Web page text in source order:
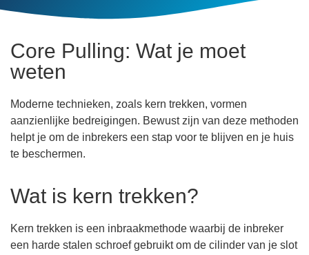
Core Pulling: Wat je moet
weten
Moderne technieken, zoals kern trekken, vormen
aanzienlijke bedreigingen. Bewust zijn van deze methoden
helpt je om de inbrekers een stap voor te blijven en je huis
te beschermen.
Wat is kern trekken?
Kern trekken is een inbraakmethode waarbij de inbreker
een harde stalen schroef gebruikt om de cilinder van je slot